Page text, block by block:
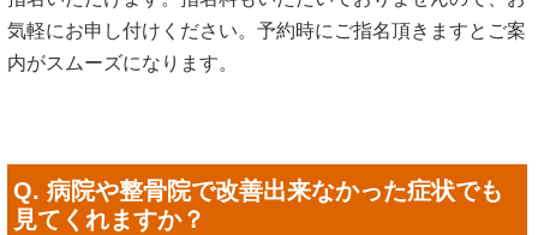
気軽にお申し付けください。予約時にご指名頂きますとご案
内がスムーズになります。
Q. 病院や整骨院で改善出来なかった症状でも
見てくれますか？